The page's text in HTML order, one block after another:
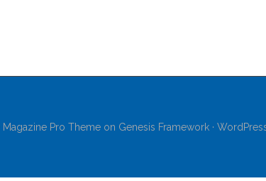
Magazine Pro Themeon Genesis Framework·